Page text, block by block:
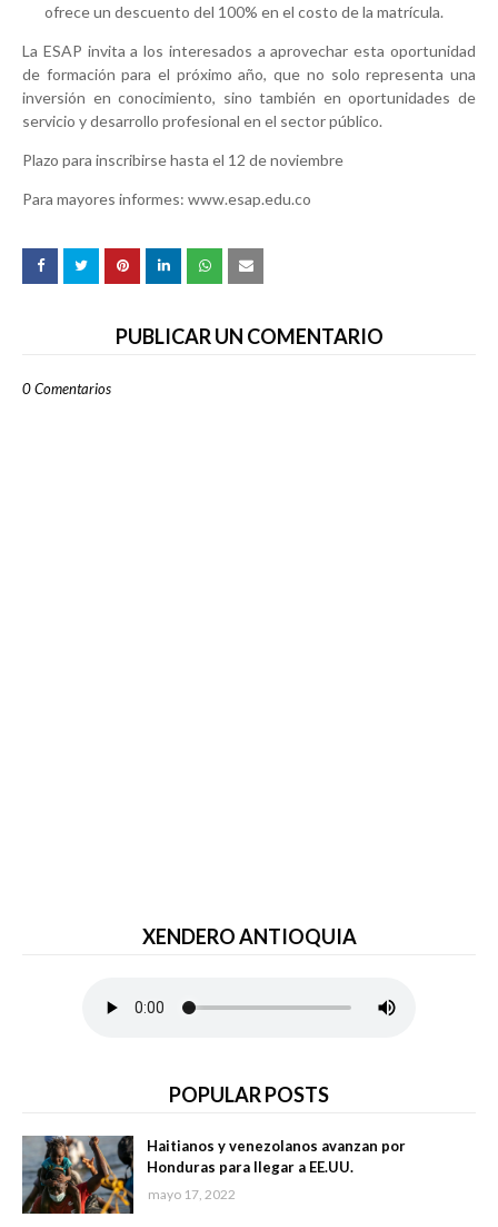
ofrece un descuento del 100% en el costo de la matrícula.
La ESAP invita a los interesados a aprovechar esta oportunidad
de formación para el próximo año, que no solo representa una
inversión en conocimiento, sino también en oportunidades de
servicio y desarrollo profesional en el sector público.
Plazo para inscribirse hasta el 12 de noviembre
Para mayores informes: www.esap.edu.co
PUBLICAR UN COMENTARIO
0 Comentarios
XENDERO ANTIOQUIA
POPULAR POSTS
Haitianos y venezolanos avanzan por
Honduras para llegar a EE.UU.
mayo 17, 2022